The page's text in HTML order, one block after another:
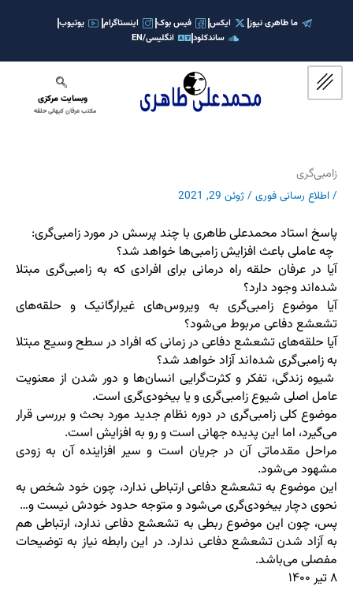
ما طاهری نیوز ایکس فیس بوک اینستاگرام
یوتیوب
ساندکلود
انگلیسی/EN
وبسایت مرکزی
مکتب عرفان کیهانی حلقه
زامبی‌گری
/اطلاع رسانی فوری /ژوئن 29, 2021
پاسخ استاد محمدعلی طاهری با چند پرسش در مورد زامبی‌گری:
چه عاملی باعث افزایش زامبی‌ها خواهد شد؟
آیا در عرفان حلقه راه درمانی برای افرادی که به زامبی‌گری مبتلا
شده‌اند وجود دارد؟
آیا موضوع زامبی‌گری به ویروس‌های غیرارگانیک و حلقه‌های
تشعشع دفاعی مربوط می‌شود؟
آیا حلقه‌های تشعشع دفاعی در زمانی که افراد در سطح وسیع مبتلا
به زامبی‌گری شده‌اند آزاد خواهد شد؟
شیوه زندگی، تفکر و کثرت‌گرایی انسان‌ها و دور شدن از معنویت
عامل اصلی شیوع زامبی‌گری و یا بیخودی‌گری است.
موضوع کلی زامبی‌گری در دوره نظام جدید مورد بحث و بررسی قرار
می‌گیرد، اما این پدیده جهانی است و رو به افزایش است.
مراحل مقدماتی آن در جریان است و سیر افزاینده آن به زودی
مشهود می‌شود.
این موضوع به تشعشع دفاعی ارتباطی ندارد، چون خود شخص به
نحوی دچار بیخودی‌گری می‌شود و متوجه حدود خودش نیست و…
پس، چون این موضوع ربطی به تشعشع دفاعی ندارد، ارتباطی هم
به آزاد شدن تشعشع دفاعی ندارد. در این رابطه نیاز به توضیحات
مفصلی می‌باشد.
۸ تیر ۱۴۰۰